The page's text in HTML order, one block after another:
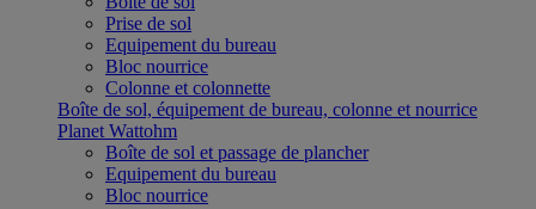
Prise de sol
Equipement du bureau
Bloc nourrice
Colonne et colonnette
Boîte de sol, équipement de bureau, colonne et nourrice
Planet Wattohm
Boîte de sol et passage de plancher
Equipement du bureau
Bloc nourrice